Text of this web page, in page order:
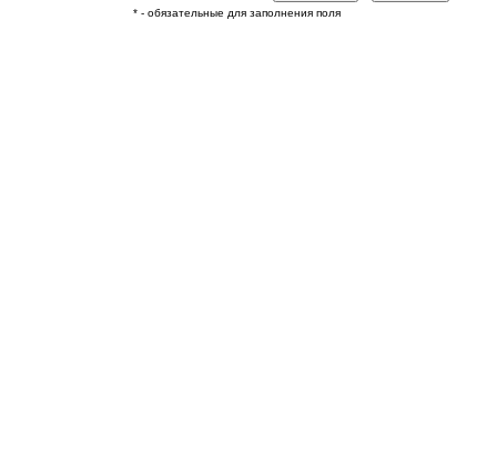
* - обязательные для заполнения поля